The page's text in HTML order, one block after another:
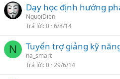
Dạy học định hướng
NguoiDien
Trả lời 0 6/8/14
N Tuyển trợ giảng kỹ
na_smart
Trả lời 0 29/6/14